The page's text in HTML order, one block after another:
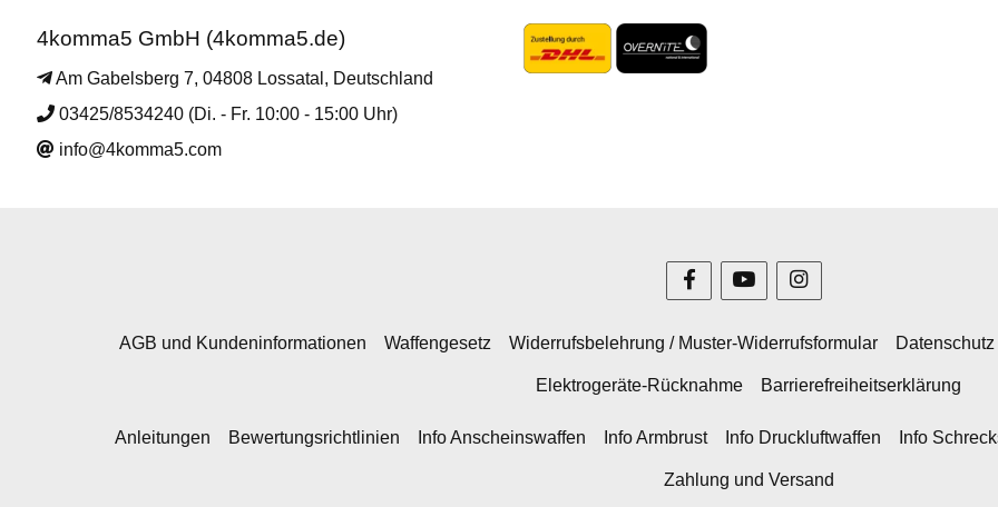
4komma5 GmbH (4komma5.de)
Am Gabelsberg 7, 04808 Lossatal, Deutschland
03425/8534240 (Di. - Fr. 10:00 - 15:00 Uhr)
info@4komma5.com
AGB und Kundeninformationen Waffengesetz Widerrufsbelehrung / Muster-Widerrufsformular Datenschutz
Elektrogeräte-Rücknahme Barrierefreiheitserklärung
Anleitungen Bewertungsrichtlinien Info Anscheinswaffen Info Armbrust Info Druckluftwaffen Info
Zahlung und Versand